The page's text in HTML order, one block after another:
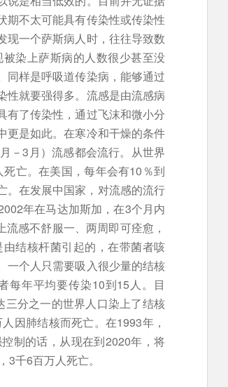
期不太可能具有传染性或传染性
现一个萨斯病人时，往往导致数
染上萨斯病的人数很少甚至没
同样是呼吸道传染病，能够通过
性就要强得多。流感是由流感病
有了传染性，通过飞沫和微小分
更是如此。在寒冷和干燥的条件
－3月）流感都会流行。从世界
亡。在美国，每年会有10％到
。在发展中国家，对流感的流行
年在马达加斯加，在3个月内
感不舒服一、两周即可痊愈，
结核杆菌引起的，在带菌者咳
一个人只需要吸入很少量的结核
每年平均要传染10到15人。目
分之一的世界人口染上了结核
因肺结核而死亡。在1993年，
制的话，从现在到2020年，将
千6百万人死亡。